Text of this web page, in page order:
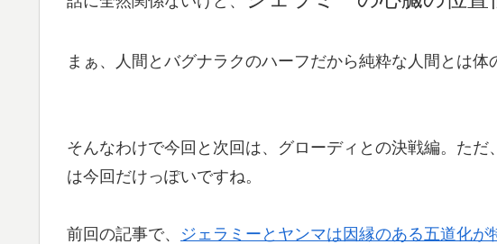
まぁ、人間とバグナラクのハーフだから純粋な人間とは体
そんなわけで今回と次回は、グローディとの決戦編。た
は今回だけっぽいですね。
前回の記事で、 ジェラミーとヤンマは因縁のある五道化